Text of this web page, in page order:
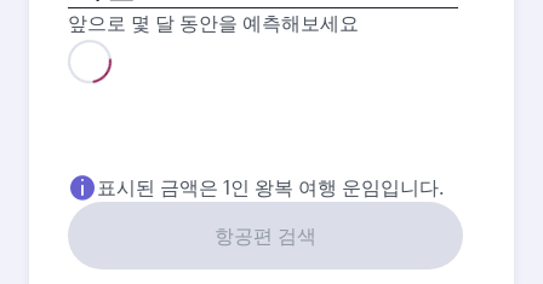
도
시
앞으로 몇 달 동안을 예측해보세요
9월